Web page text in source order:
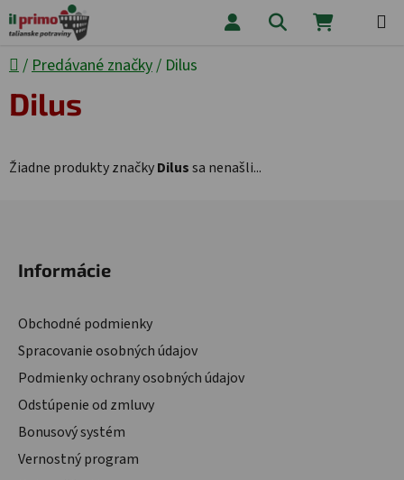
Prejsť na obsah Hľadať
Domov
/ Predávané značky/ Dilus
Dilus
Žiadne produkty značkyDilussa nenašli...
Informácie
Obchodné podmienky
Spracovanie osobných údajov
Podmienky ochrany osobných údajov
Odstúpenie od zmluvy
Bonusový systém
Vernostný program